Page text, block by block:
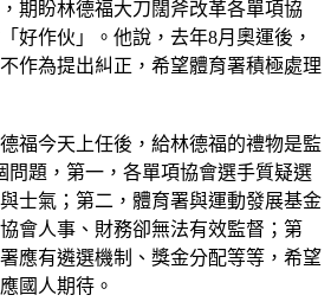
期盼林德福大刀闊斧改革各單項協
好作伙」。他說，去年8月奧運後，
作為提出糾正，希望體育署積極處理
福今天上任後，給林德福的禮物是監
問題，第一，各單項協會選手質疑選
士氣；第二，體育署與運動發展基金
會人事、財務卻無法有效監督；第
應有遴選機制、獎金分配等等，希望
國人期待。